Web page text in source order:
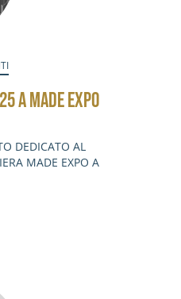
A MADE EXPO
DEDICATO AL
MADE EXPO A